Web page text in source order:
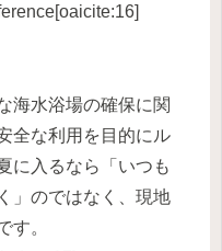
海水浴場の確保に関
全な利用を目的にル
に入るなら「いつも
」のではなく、現地
す。